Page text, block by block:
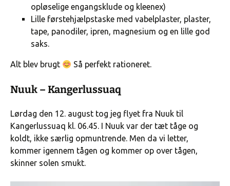
opløselige engangsklude og kleenex)
Lille førstehjælpstaske med vabelplaster, plaster,
tape, panodiler, ipren, magnesium og en lille god
saks.
Alt blev brugt Så perfekt rationeret.
Nuuk – Kangerlussuaq
Lørdag den 12. august tog jeg flyet fra Nuuk til
Kangerlussuaq kl. 06.45. I Nuuk var der tæt tåge og
koldt, ikke særlig opmuntrende. Men da vi letter,
kommer igennem tågen og kommer op over tågen,
skinner solen smukt.